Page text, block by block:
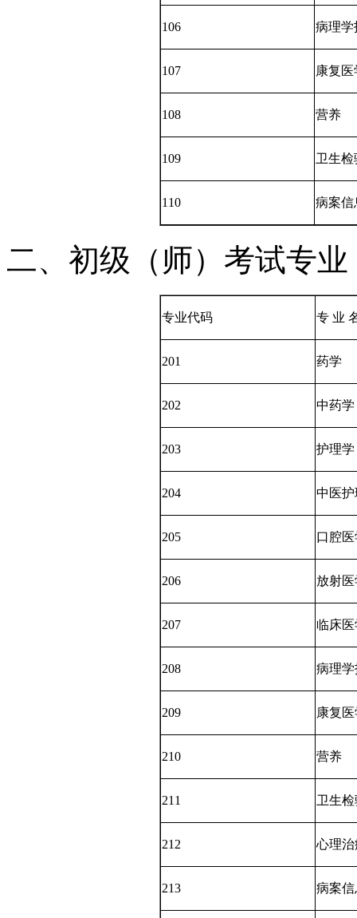
106 病理学
107 康复
108 营养
109 卫生
110 病案信
二、初级（师）考试专业
专业代码 专 业
201 药学
202 中药学
203 护理学
204 中医护
205 口腔
206 放射
207 临床
208 病理学
209 康复
210 营养
211 卫生
212 心理治
213 病案